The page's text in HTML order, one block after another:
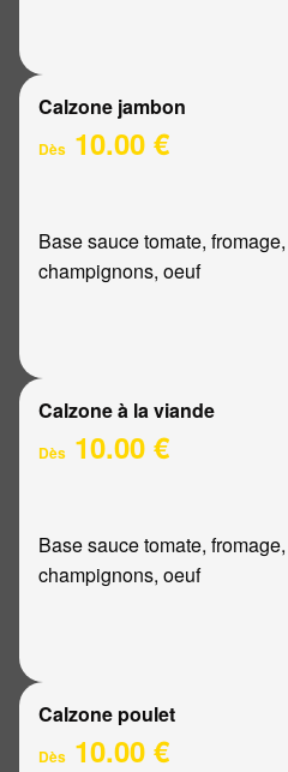
Calzone jambon
Dès 10.00 €
Base sauce tomate,
champignons, oeuf
Calzone à la viande
Dès 10.00 €
Base sauce tomate,
champignons, oeuf
Calzone poulet
Dès 10.00 €